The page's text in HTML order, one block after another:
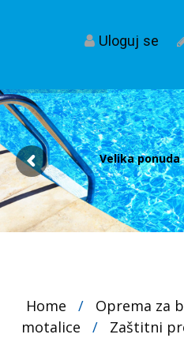
Uloguj se
Velika
Home / Oprema za
motalice
/ Zaštitni